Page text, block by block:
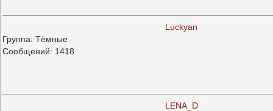
Luckyan
Группа: Тёмные
Сообщений: 1418
LENA_D